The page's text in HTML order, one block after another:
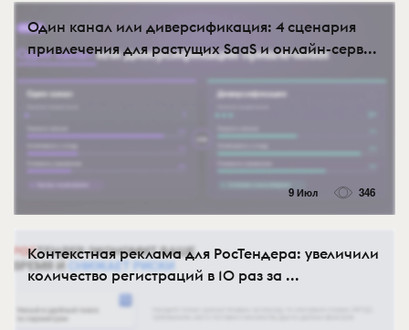
Один канал или диверсификация: 4 сценария
привлечения для растущих SaaS и онлайн-серв...
9 Июл 346
Контекстная реклама для РосТендера: увеличили
количество регистраций в 10 раз за ...